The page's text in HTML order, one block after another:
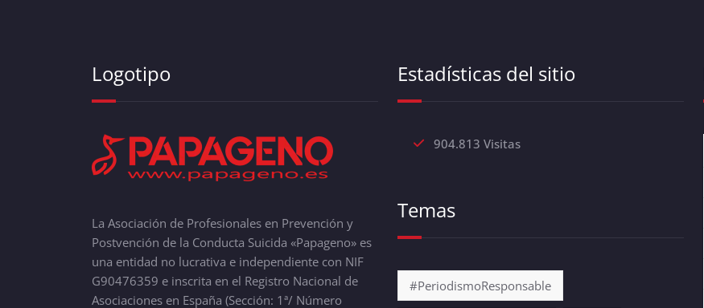
Logotipo
La Asociación de Profesionales en Prevención y
Postvención de la Conducta Suicida «Papageno» es
una entidad no lucrativa e independiente con NIF
G90476359 e inscrita en el Registro Nacional de
Asociaciones en España (Sección: 1ª/ Número
Estadísticas del sitio
904.813 Visitas
Temas
#PeriodismoResponsable